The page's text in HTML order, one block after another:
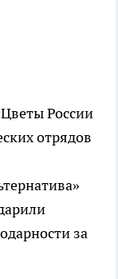
России
отрядов
за